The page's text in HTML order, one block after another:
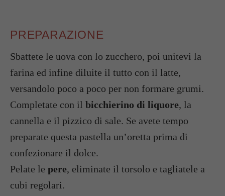
PREPARAZIONE
Sbattete le uova con lo zucchero, poi unitevi la
farina ed infine diluite il tutto con il latte,
versandolo poco a poco per non formare grumi.
Completate con il bicchierino di liquore, la
cannella e il pizzico di sale. Se avete tempo
preparate questa pastella un’oretta prima di
confezionare il dolce.
Pelate le pere, eliminate il torsolo e tagliatele a
cubi regolari.